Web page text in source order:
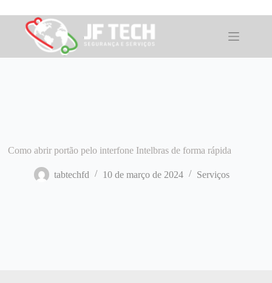
para
conteúdo
Como abrir portão pelo interfone Intelbras de forma rápida
tabtechfd 10 de março de 2024 Serviços